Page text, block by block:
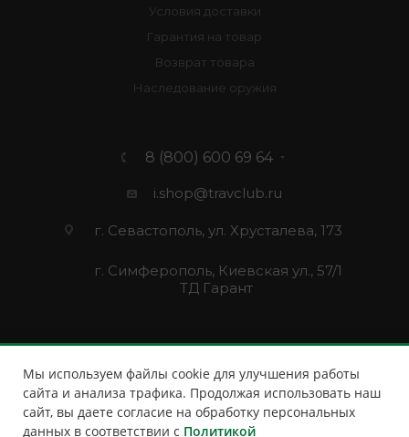
Условия доставки
Гарантия на товар
Возврат товара
Наследование оружия
8 (800) 600 69 64
i.shop@travclub.ru
г. Севастополь, ул. Хрусталева, 173
г. Симферополь, Киевская ул., 57/1
ТД Гарант
Мы используем файлы cookie для улучшения работы
сайта и анализа трафика. Продолжая использовать наш
сайт, вы даете согласие на обработку персональных
данных в соответствии с Политикой